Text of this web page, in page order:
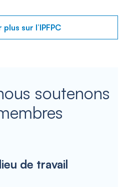
sur l’IPFPC
soutenons
de travail